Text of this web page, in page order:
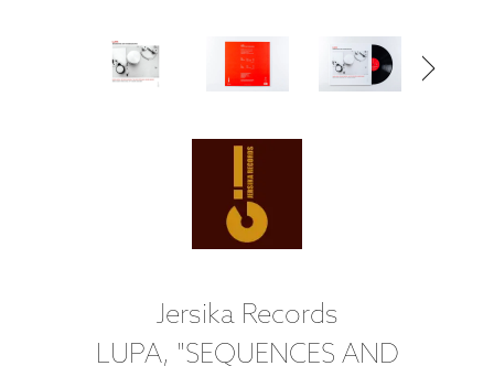
Jersika Records
LUPA, "SEQUENCES AND